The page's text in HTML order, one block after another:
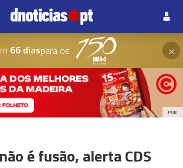
66 diaspara os ×
PUB
é fusão, alerta CDS